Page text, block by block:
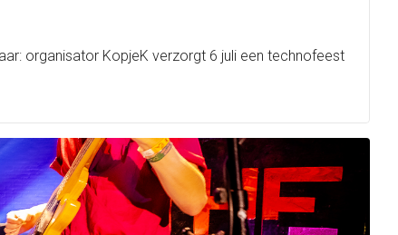
organisator KopjeK verzorgt 6 juli een technofeest